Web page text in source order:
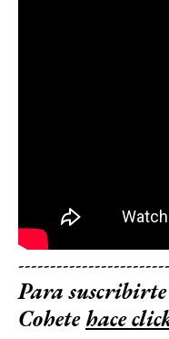
Para
Cohetehace